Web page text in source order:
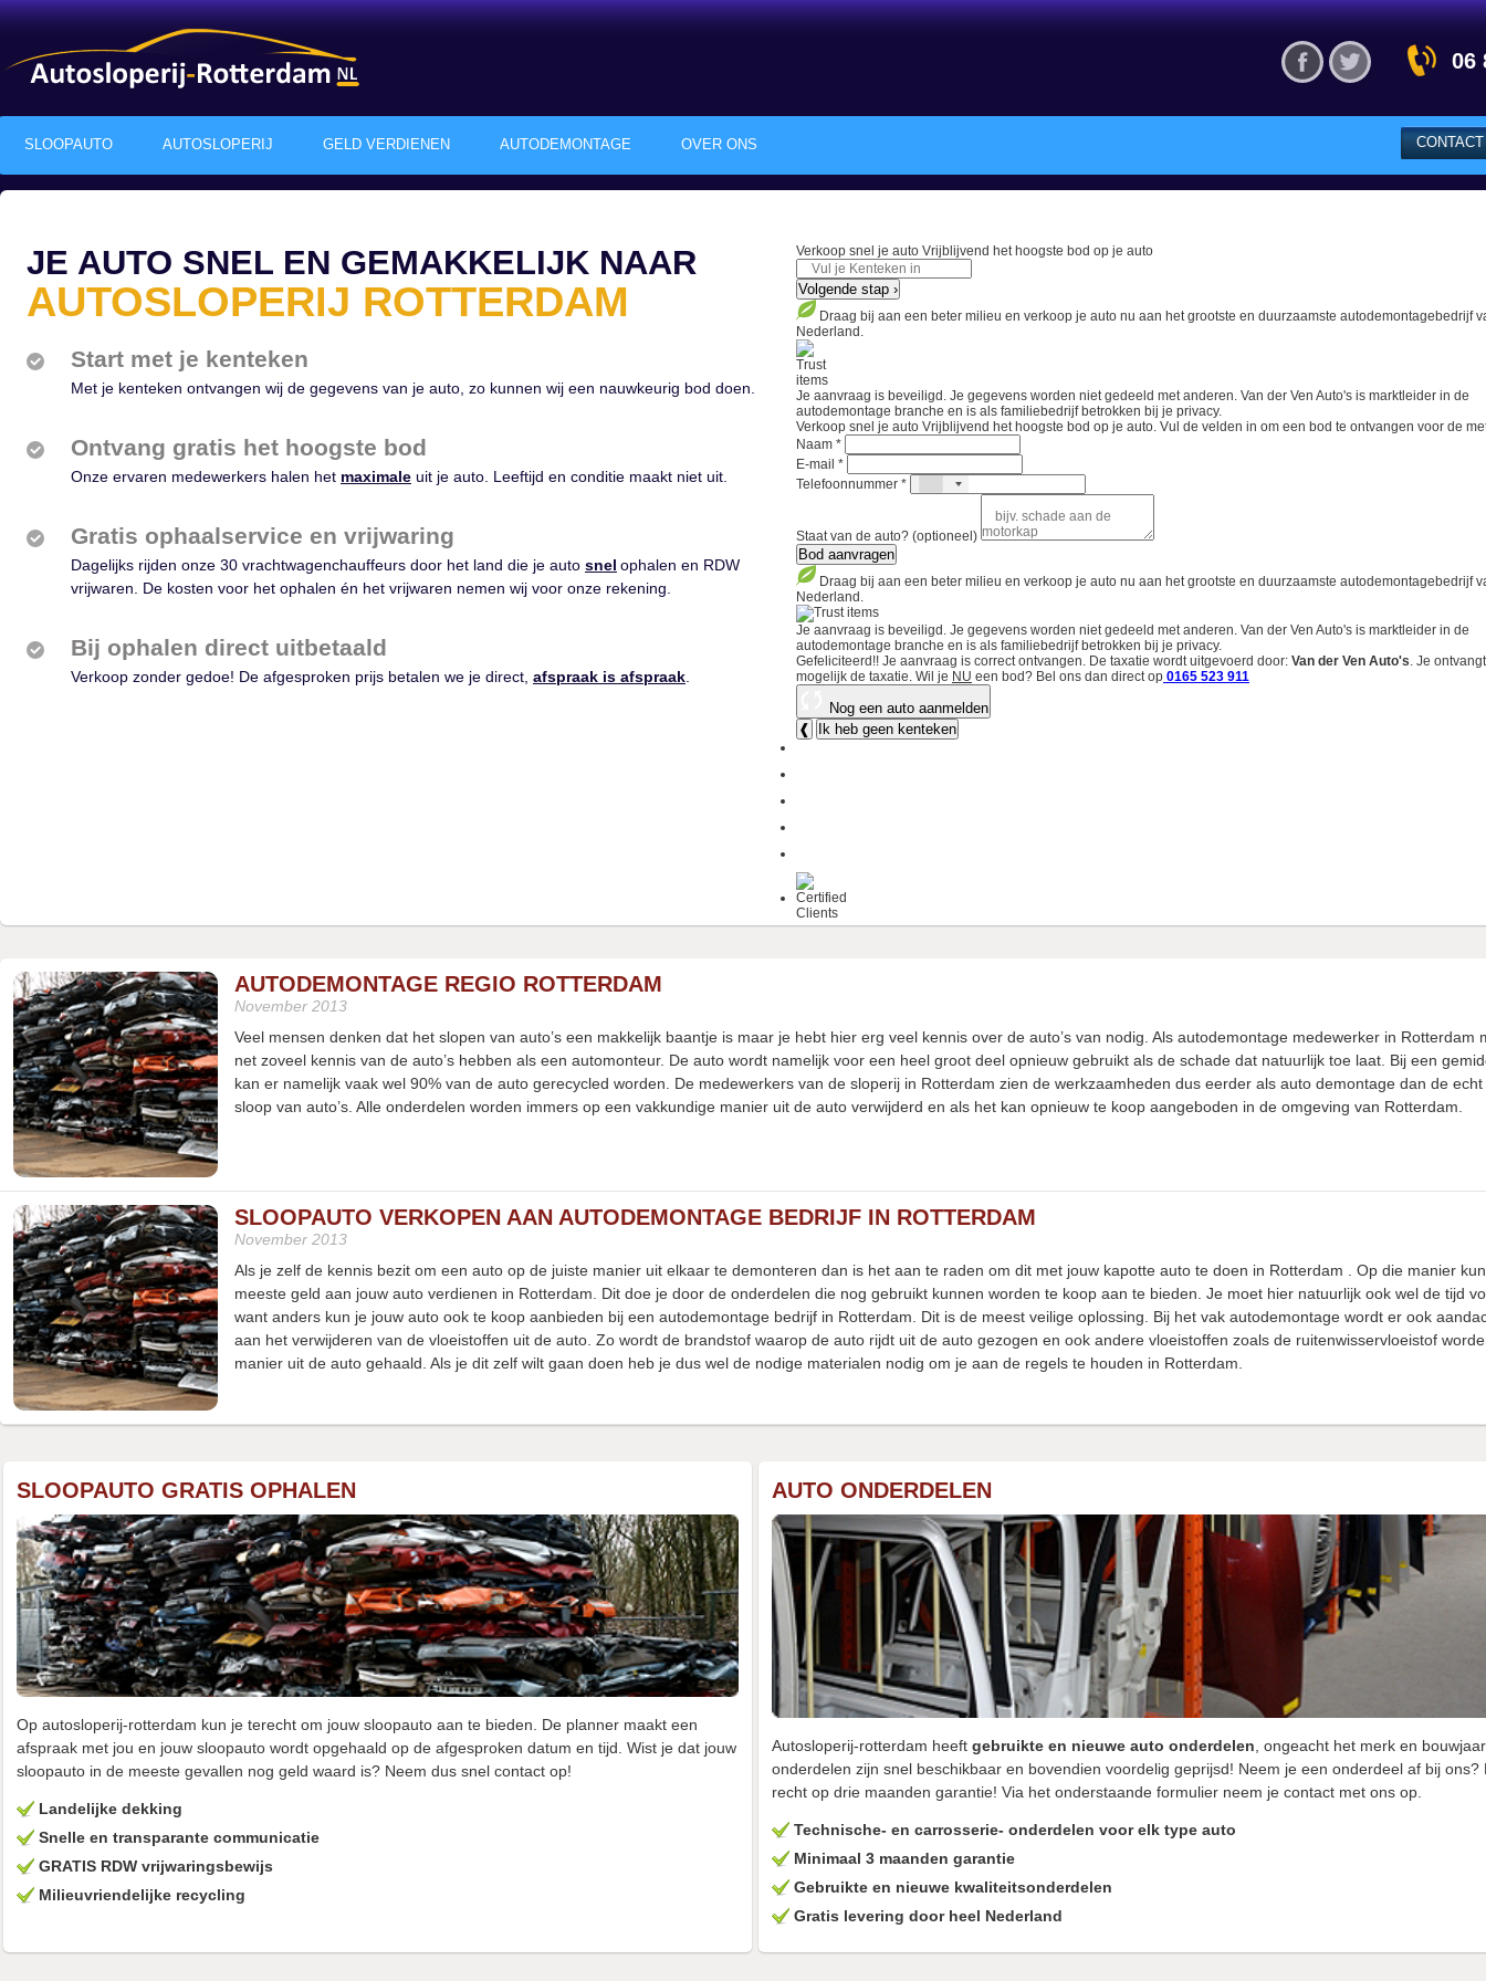
Visit our Facebook
Visit our Twitter
06
SLOOPAUTO AUTOSLOPERIJ GELD VERDIENEN AUTODEMONTAGE OVER ONS
JE AUTO SNEL EN GEMAKKELIJK NAAR
AUTOSLOPERIJ ROTTERDAM
Start met je kenteken
Met je kenteken ontvangen wij de gegevens van je auto, zo kunnen wij een nauwkeurig bod doen.
Ontvang gratis het hoogste bod
Onze ervaren medewerkers halen het maximale uit je auto. Leeftijd en conditie maakt niet uit.
Gratis ophaalservice en vrijwaring
Dagelijks rijden onze 30 vrachtwagenchauffeurs door het land die je auto snel ophalen en RDW
vrijwaren. De kosten voor het ophalen én het vrijwaren nemen wij voor onze rekening.
Bij ophalen direct uitbetaald
Verkoop zonder gedoe! De afgesproken prijs betalen we je direct, afspraak is afspraak
Verkoop snel je auto Vrijblijvend het hoogste bod op je auto
Volgende stap ›
Draag bij aan een beter milieu en verkoop je auto nu aan het grootste en duurzaamste autodemontagebedrijf
Nederland.
Je aanvraag is beveiligd. Je gegevens worden niet gedeeld met anderen. Van der Ven Auto's is marktleider in de
autodemontage branche en is als familiebedrijf betrokken bij je privacy.
Verkoop snel je auto Vrijblijvend het hoogste bod op je auto. Vul de velden in om een bod te ontvangen voor de
Naam *
E-mail *
Telefoonnummer *
Staat van de auto? (optioneel)
Bod aanvragen
Draag bij aan een beter milieu en verkoop je auto nu aan het grootste en duurzaamste autodemontagebedrijf
Nederland.
Je aanvraag is beveiligd. Je gegevens worden niet gedeeld met anderen. Van der Ven Auto's is marktleider in de
autodemontage branche en is als familiebedrijf betrokken bij je privacy.
Gefeliciteerd!! Je aanvraag is correct ontvangen. De taxatie wordt uitgevoerd door: Van der Ven Auto's. Je
mogelijk de taxatie. Wil je NU een bod? Bel ons dan direct op 0165 523 911
Nog een auto aanmelden
❰
Ik heb geen kenteken
AUTODEMONTAGE REGIO ROTTERDAM
November 2013
Veel mensen denken dat het slopen van auto’s een makkelijk baantje is maar je hebt hier erg veel kennis over de auto’s van nodig. Als autodemontage medewerker in Rotterdam
net zoveel kennis van de auto’s hebben als een automonteur. De auto wordt namelijk voor een heel groot deel opnieuw gebruikt als de schade dat natuurlijk toe laat. Bij een
kan er namelijk vaak wel 90% van de auto gerecycled worden. De medewerkers van de sloperij in Rotterdam zien de werkzaamheden dus eerder als auto demontage dan de
sloop van auto’s. Alle onderdelen worden immers op een vakkundige manier uit de auto verwijderd en als het kan opnieuw te koop aangeboden in de omgeving van Rotterdam.
SLOOPAUTO VERKOPEN AAN AUTODEMONTAGE BEDRIJF IN ROTTERDAM
November 2013
Als je zelf de kennis bezit om een auto op de juiste manier uit elkaar te demonteren dan is het aan te raden om dit met jouw kapotte auto te doen in Rotterdam . Op die manier
meeste geld aan jouw auto verdienen in Rotterdam. Dit doe je door de onderdelen die nog gebruikt kunnen worden te koop aan te bieden. Je moet hier natuurlijk ook wel de tijd
want anders kun je jouw auto ook te koop aanbieden bij een autodemontage bedrijf in Rotterdam. Dit is de meest veilige oplossing. Bij het vak autodemontage wordt er ook
aan het verwijderen van de vloeistoffen uit de auto. Zo wordt de brandstof waarop de auto rijdt uit de auto gezogen en ook andere vloeistoffen zoals de ruitenwisservloeistof
manier uit de auto gehaald. Als je dit zelf wilt gaan doen heb je dus wel de nodige materialen nodig om je aan de regels te houden in Rotterdam.
SLOOPAUTO GRATIS OPHALEN
Op autosloperij-rotterdam kun je terecht om jouw sloopauto aan te bieden. De planner maakt een
afspraak met jou en jouw sloopauto wordt opgehaald op de afgesproken datum en tijd. Wist je dat jouw
sloopauto in de meeste gevallen nog geld waard is? Neem dus snel contact op!
Landelijke dekking
Snelle en transparante communicatie
GRATIS RDW vrijwaringsbewijs
Milieuvriendelijke recycling
AUTO ONDERDELEN
Autosloperij-rotterdam heeft gebruikte en nieuwe auto onderdelen , ongeacht het merk en
onderdelen zijn snel beschikbaar en bovendien voordelig geprijsd! Neem je een onderdeel af bij ons?
recht op drie maanden garantie! Via het onderstaande formulier neem je contact met ons op.
Technische- en carrosserie- onderdelen voor elk type auto
Minimaal 3 maanden garantie
Gebruikte en nieuwe kwaliteitsonderdelen
Gratis levering door heel Nederland